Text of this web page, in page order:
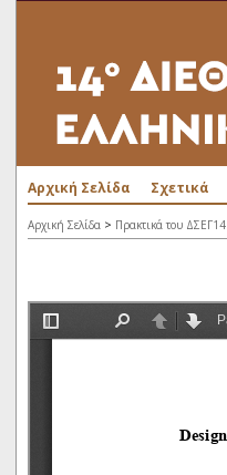
Αρχική Σελίδα Σχετικά
Αρχική Σελίδα > Πρακτικά του ΔΣΕΓ14